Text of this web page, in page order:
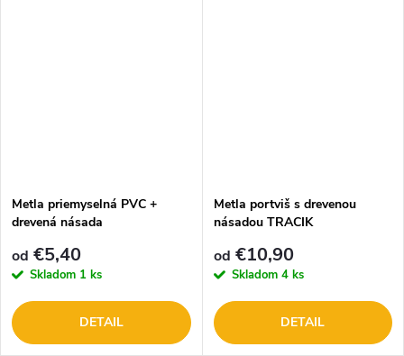
Metla priemyselná PVC +
drevená násada
od €5,40
Skladom 1 ks
DETAIL
Metla portviš s drevenou
násadou TRACIK
od €10,90
Skladom 4 ks
DETAIL